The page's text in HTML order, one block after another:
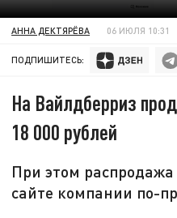
АННА ДЕКТЯРЁВА 06 ИЮЛЯ 10:31
ПОДПИШИТЕСЬ:
На Вайлдберриз
18 000 рублей
При этом
сайте компании по-